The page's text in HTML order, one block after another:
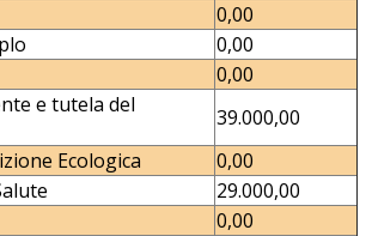
0,00
0,00
0,00
e tutela del
39.000,00
Ecologica
0,00
29.000,00
0,00